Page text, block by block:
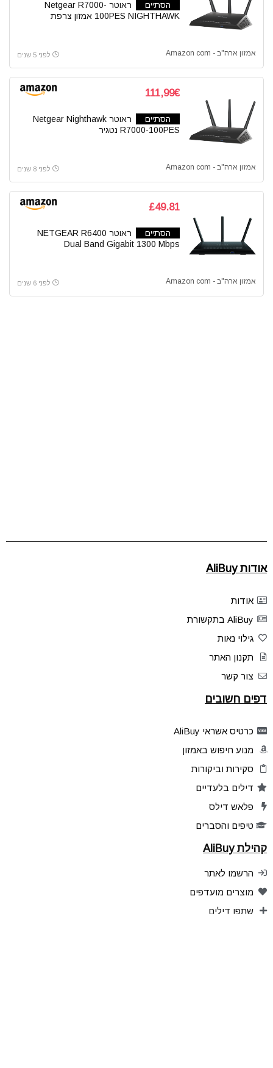
הסתיים
ראוטר Netgear R7000-
100PES NIGHTHAWK אמזון צרפת
אמזון ארה"ב - Amazon com לפני 5 שנים
111,99€
הסתיים
ראוטר Netgear Nighthawk
R7000-100PES נטגיר
אמזון ארה"ב - Amazon com לפני 8 שנים
£49.81
הסתיים
ראוטר NETGEAR R6400
Dual Band Gigabit 1300 Mbps
אמזון ארה"ב - Amazon com לפני 6 שנים
אודות AliBuy
אודות
AliBuy בתקשורת
גילוי נאות
תקנון האתר
צור קשר
דפים חשובים
כרטיס אשראי AliBuy
מנוע חיפוש באמזון
סקירות וביקורות
דילים בלעדיים
פלאש דילס
טיפים והסברים
קהילת AliBuy
הרשמו לאתר
מוצרים מועדפים
שתפו דילים